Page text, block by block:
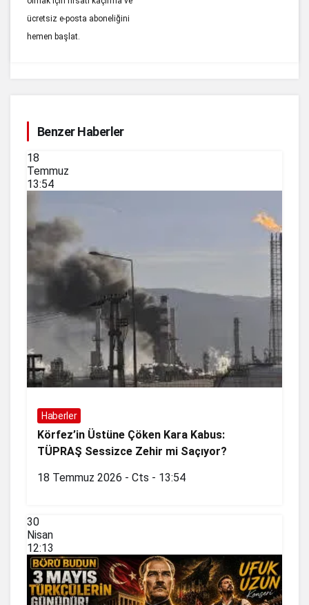
ücretsiz e-posta aboneliğini
hemen başlat.
Benzer Haberler
18
Temmuz
13:54
Haberler
Körfez’in Üstüne Çöken Kara Kabus:
TÜPRAŞ Sessizce Zehir mi Saçıyor?
18 Temmuz 2026 - Cts - 13:54
30
Nisan
12:13